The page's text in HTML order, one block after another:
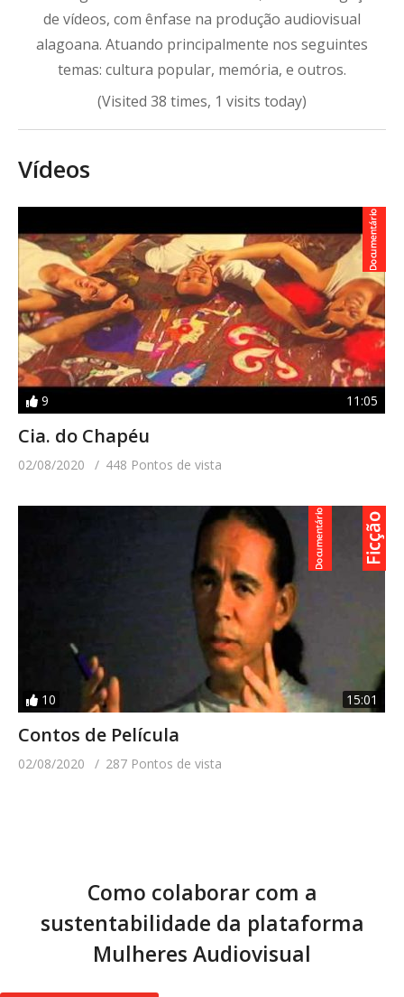
de vídeos, com ênfase na produção audiovisual
alagoana. Atuando principalmente nos seguintes
temas: cultura popular, memória, e outros.
(Visited 38 times, 1 visits today)
Vídeos
9 11:05
Cia. do Chapéu
02/08/2020 448 Pontos de vista
10 15:01
Contos de Película
02/08/2020 287 Pontos de vista
Como colaborar com a
sustentabilidade da plataforma
Mulheres Audiovisual